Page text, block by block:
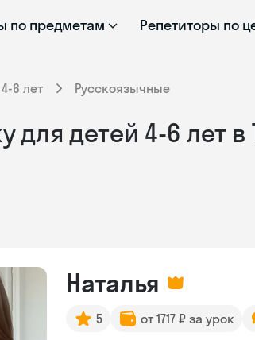
по предметам Репетиторы по
4-6 лет Русскоязычные
для детей 4-6 лет
Наталья
5 от 1717 ₽ за урок